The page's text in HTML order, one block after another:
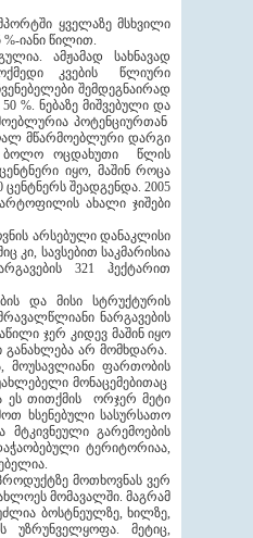
ყველაზე მსხვილი
იანი წილით.
ამჟამად სახნავად
კვების წლიური
შემდეგნაირად
%. ნებაზე მიშვებული და
პოტენციურთან
მწარმოებლური დარგი
ბოლო ოცდახუთი წლის
იყო, მაშინ როცა
შეადგენდა. 2005
ახალი ჯიშები
არსებული დანაკლისი
კი, სავსებით საკმარისია
321 ჰექტარით
და მისი სტრუქტურის
ნარგავების
ჯერ კიდევ მაშინ იყო
განახლება არ მომხდარა.
მოუსავლიანი ფართობის
მონაცემებითაც
ეს თითქმის ორჯერ მეტი
ხსენებული სასურსათო
გარემოების
ტერიტორიაა,
მოთხოვნას ვერ
მომავალში. მაგრამ
ბოსტნეულზე, ხილზე,
უზრუნველყოფა. მეტიც,